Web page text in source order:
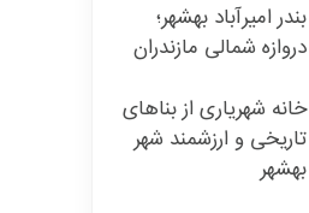
بندر امیرآباد بهشهر؛
دروازه شمالی مازندران
خانه شهریاری از بناهای
تاریخی و ارزشمند شهر
بهشهر